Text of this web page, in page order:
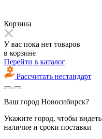
Корзина
У вас пока нет товаров
в корзине
Перейти в каталог
Рассчитать нестандарт
Ваш город Новосибирск?
Укажите город, чтобы видеть
наличие и сроки поставки